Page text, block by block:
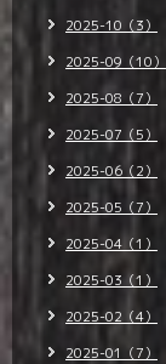
2025-10（3）
2025-09（10）
2025-08（7）
2025-07（5）
2025-06（2）
2025-05（7）
2025-04（1）
2025-03（1）
2025-02（4）
2025-01（7）